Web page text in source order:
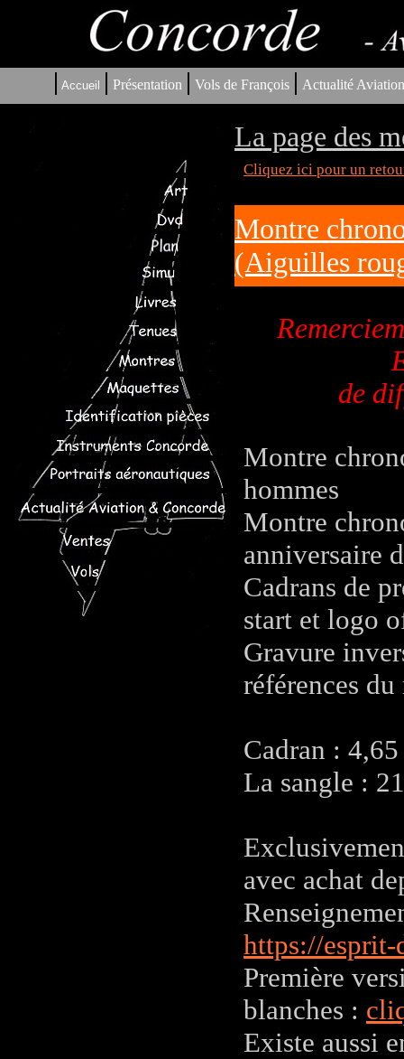
| Accueil | Présentation | Vols de François | Actualité
La page des
Cliquez ici pour un
Montre
(Aiguilles
de
Montre
hommes
Montre
anniversaire
Cadrans de
start et logo
Gravure
références
Cadran :
La sangle :
avec achat
https://
Première
blanches :
Existe aussi